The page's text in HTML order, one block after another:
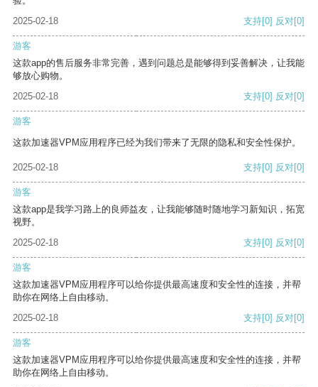
2025-02-18
支持[0] 反对[0]
游客
这款app的售后服务非常完善，遇到问题总是能够得到妥善解决，让我能
够放心购物。
2025-02-18
支持[0] 反对[0]
游客
这款加速器VPM应用程序已经为我们带来了无限的隐私和安全性保护。
2025-02-18 支持[0] 反对[0]
游客
这款app是我学习路上的良师益友，让我能够随时随地学习新知识，拓宽
视野。
2025-02-18
支持[0] 反对[0]
游客
这款加速器VPM应用程序可以给你提供最高速度和安全性的连接，并帮
助你在网络上自由移动。
2025-02-18
支持[0] 反对[0]
游客
这款加速器VPM应用程序可以给你提供最高速度和安全性的连接，并帮
助你在网络上自由移动。